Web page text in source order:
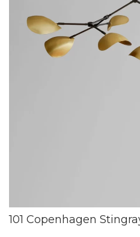
101 Copenhagen